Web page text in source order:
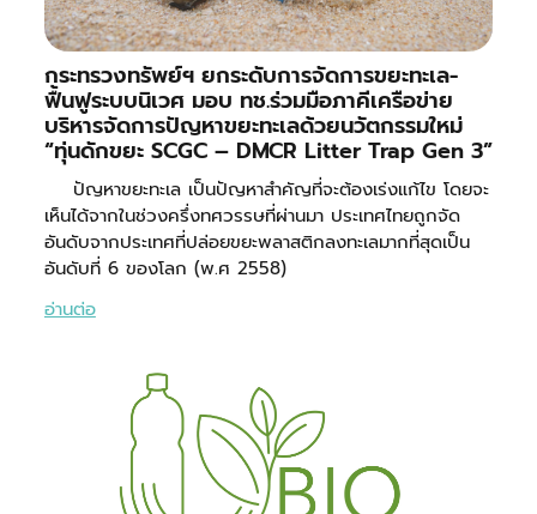
กระทรวงทรัพย์ฯ ยกระดับการจัดการขยะทะเล-
ฟื้นฟูระบบนิเวศ มอบ ทช.ร่วมมือภาคีเครือข่าย
บริหารจัดการปัญหาขยะทะเลด้วยนวัตกรรมใหม่
“ทุ่นดักขยะ SCGC – DMCR Litter Trap Gen 3”
ปัญหาขยะทะเล เป็นปัญหาสำคัญที่จะต้องเร่งแก้ไข โดยจะ
เห็นได้จากในช่วงครึ่งทศวรรษที่ผ่านมา ประเทศไทยถูกจัด
อันดับจากประเทศที่ปล่อยขยะพลาสติกลงทะเลมากที่สุดเป็น
อันดับที่ 6 ของโลก (พ.ศ 2558)
อ่านต่อ